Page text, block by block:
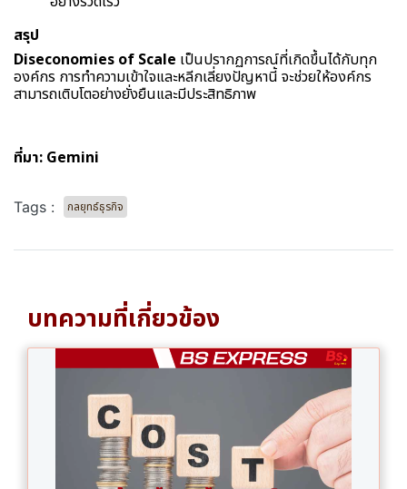
สรุป
Diseconomies of Scale เป็นปรากฏการณ์ที่เกิดขึ้นได้กับทุก
องค์กร การทำความเข้าใจและหลีกเลี่ยงปัญหานี้ จะช่วยให้องค์กร
สามารถเติบโตอย่างยั่งยืนและมีประสิทธิภาพ
ที่มา: Gemini
Tags : กลยุทธ์ธุรกิจ
บทความที่เกี่ยวข้อง